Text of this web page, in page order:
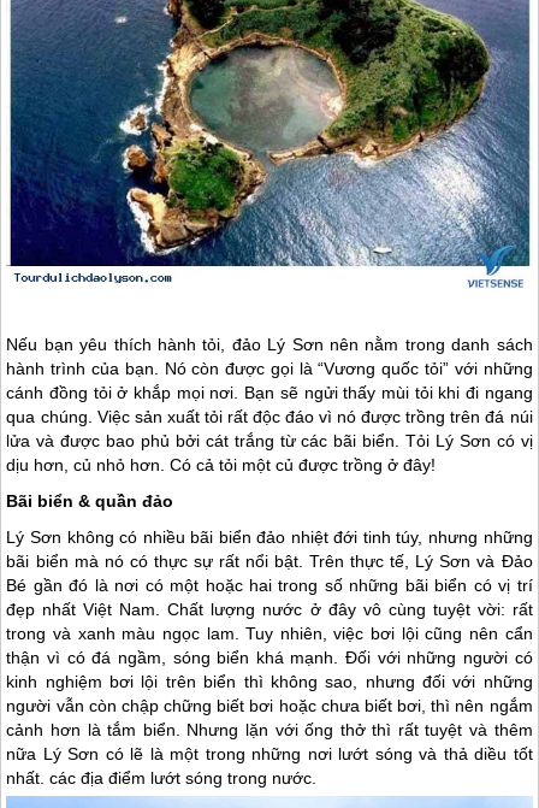
Nếu bạn yêu thích hành tỏi, đảo Lý Sơn nên nằm trong danh sách
hành trình của bạn. Nó còn được gọi là “Vương quốc tỏi” với những
cánh đồng tỏi ở khắp mọi nơi. Bạn sẽ ngửi thấy mùi tỏi khi đi ngang
qua chúng. Việc sản xuất tỏi rất độc đáo vì nó được trồng trên đá núi
lửa và được bao phủ bởi cát trắng từ các bãi biển. Tỏi Lý Sơn có vị
dịu hơn, củ nhỏ hơn. Có cả tỏi một củ được trồng ở đây!
Bãi biển & quần đảo
Lý Sơn không có nhiều bãi biển đảo nhiệt đới tinh túy, nhưng những
bãi biển mà nó có thực sự rất nổi bật. Trên thực tế, Lý Sơn và Đảo
Bé gần đó là nơi có một hoặc hai trong số những bãi biển có vị trí
đẹp nhất Việt Nam. Chất lượng nước ở đây vô cùng tuyệt vời: rất
trong và xanh màu ngọc lam. Tuy nhiên, việc bơi lội cũng nên cẩn
thận vì có đá ngầm, sóng biển khá mạnh. Đối với những người có
kinh nghiệm bơi lội trên biển thì không sao, nhưng đối với những
người vẫn còn chập chững biết bơi hoặc chưa biết bơi, thì nên ngắm
cảnh hơn là tắm biển. Nhưng lặn với ống thở thì rất tuyệt và thêm
nữa Lý Sơn có lẽ là một trong những nơi lướt sóng và thả diều tốt
nhất. các địa điểm lướt sóng trong nước.